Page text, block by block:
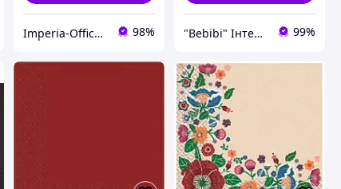
Imperia-Office.com 98% "Bebibi" Інтернет магазин 99%